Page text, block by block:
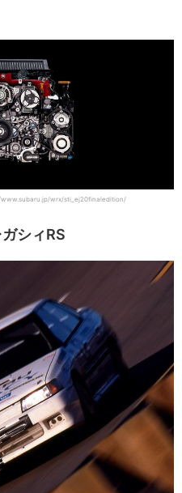
www.subaru.jp/wrx/sti_ej20finaledition/
シィRS